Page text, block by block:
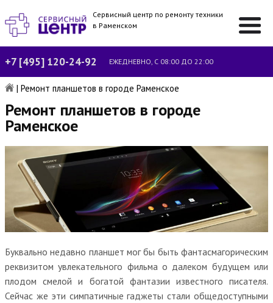
Сервисный центр по ремонту техники
в Раменском
+7 [495] 120-24-92 ЕЖЕДНЕВНО, С 08:00 ДО 22:00
| Ремонт планшетов в городе Раменское
Ремонт планшетов в городе
Раменское
Буквально недавно планшет мог бы быть фантасмагорическим
реквизитом увлекательного фильма о далеком будущем или
плодом смелой и богатой фантазии известного писателя.
Сейчас же эти симпатичные гаджеты стали общедоступными